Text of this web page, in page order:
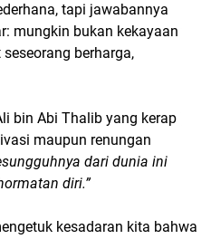
tapi jawabannya
mungkin bukan kekayaan
berharga,
bin Abi Thalib yang kerap
maupun renungan
dari dunia ini
diri.”
kesadaran kita bahwa